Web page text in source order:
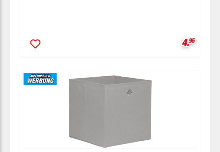
4.95